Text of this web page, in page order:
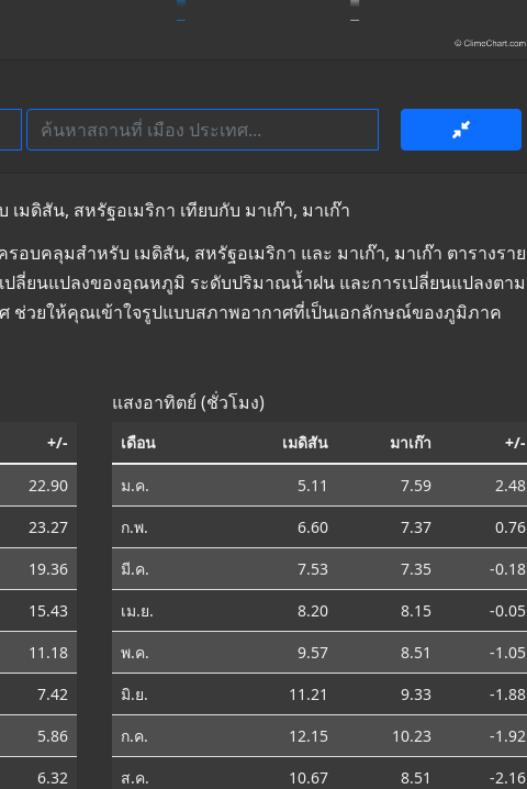
มดิสัน, สหรัฐอเมริกา เทียบกับ มาเก๊า, มาเก๊า
บคลุมสำหรับ เมดิสัน, สหรัฐอเมริกา และ มาเก๊า, มาเก๊า ตารางราย
ลี่ยนแปลงของอุณหภูมิ ระดับปริมาณน้ำฝน และการเปลี่ยนแปลงตาม
ช่วยให้คุณเข้าใจรูปแบบสภาพอากาศที่เป็นเอกลักษณ์ของภูมิภาค
+/-
22.90
23.27
19.36
15.43
11.18
7.42
5.86
6.32
แสงอาทิตย์ (ชั่วโมง)
เดือน เมดิสัน มาเก๊า +/-
ม.ค. 5.11 7.59
2.48
ก.พ.
6.60 7.37
0.76
มี.ค.
7.53 7.35
-0.18
เม.ย.
8.20 8.15
-0.05
พ.ค.
9.57 8.51
-1.05
มิ.ย.
11.21 9.33
-1.88
ก.ค.
12.15 10.23
-1.92
ส.ค.
10.67 8.51
-2.16